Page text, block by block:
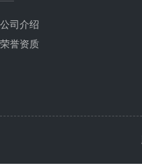
公司介绍
荣誉资质